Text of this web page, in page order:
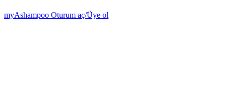
myAshampoo Oturum aç/Üye ol